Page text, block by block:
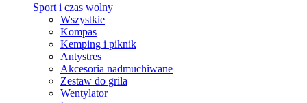
Sport i czas wolny
Wszystkie
Kompas
Kemping i piknik
Antystres
Akcesoria nadmuchiwane
Zestaw do grila
Wentylator